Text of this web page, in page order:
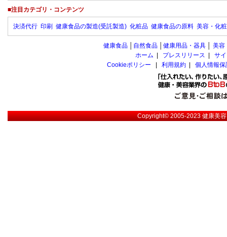
■注目カテゴリ・コンテンツ
決済代行 印刷 健康食品の製造(受託製造) 化粧品 健康食品の原料 美容・化
健康食品 自然食品 健康用品・器具 美容
ホーム
プレスリリース
サ
Cookieポリシー
利用規約 個人情報
Copyright© 2005-2023健康美